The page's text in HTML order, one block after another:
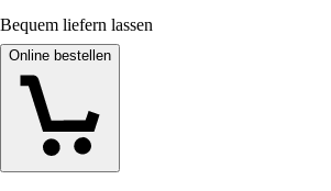
Bequem liefern lassen
Online bestellen